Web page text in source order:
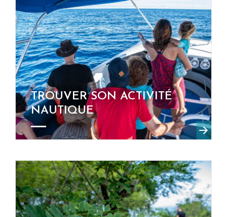
TROUVER SON ACTIVITÉ
NAUTIQUE